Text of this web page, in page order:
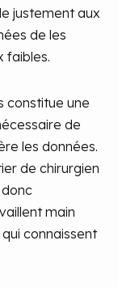
justement aux
de les
faibles.
constitue une
de
les données.
de chirurgien
main
connaissent